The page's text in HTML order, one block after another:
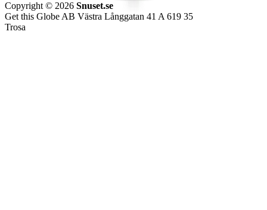
Copyright © 2026 Snuset.se
Get this Globe AB Västra Långgatan 41 A 619 35
Trosa